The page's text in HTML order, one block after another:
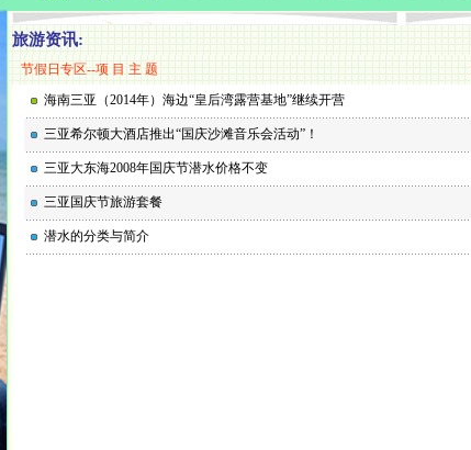
旅游资讯:
节假日专区--项 目 主 题
海南三亚（2014年）海边“皇后湾露营基地”继续开营
三亚希尔顿大酒店推出“国庆沙滩音乐会活动”！
三亚大东海2008年国庆节潜水价格不变
三亚国庆节旅游套餐
潜水的分类与简介